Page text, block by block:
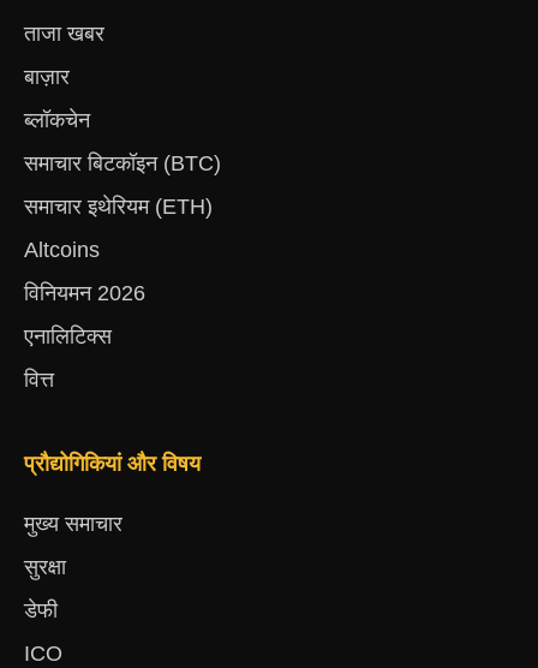
ताजा खबर
बाज़ार
ब्लॉकचेन
समाचार बिटकॉइन (BTC)
समाचार इथेरियम (ETH)
Altcoins
विनियमन 2026
एनालिटिक्स
वित्त
प्रौद्योगिकियां और विषय
मुख्य समाचार
सुरक्षा
डेफी
ICO